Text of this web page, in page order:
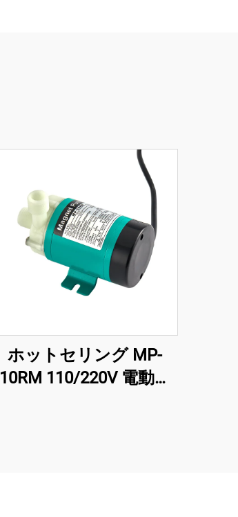
ホットセリング MP-
10RM 110/220V 電動永